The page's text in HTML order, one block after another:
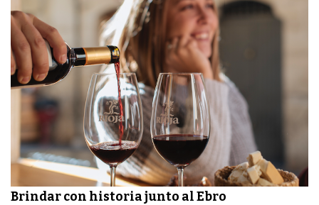
Brindar con historia junto al Ebro